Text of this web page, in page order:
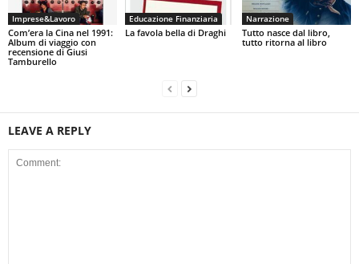
Imprese&Lavoro
Com’era la Cina nel 1991:
Album di viaggio con
recensione di Giusi
Tamburello
Educazione Finanziaria
La favola bella di Draghi
Narrazione
Tutto nasce dal libro,
tutto ritorna al libro
LEAVE A REPLY